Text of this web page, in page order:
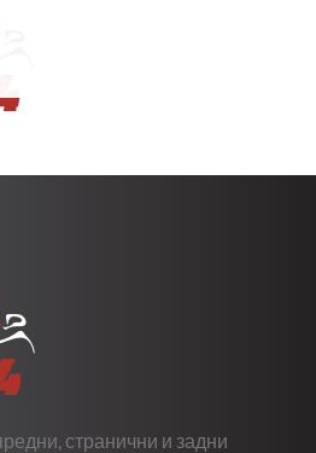
странични и задни